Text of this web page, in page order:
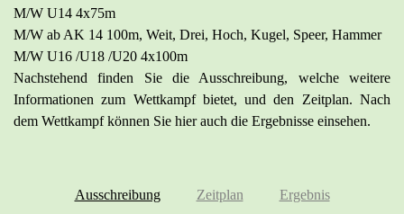
M/W U14 4x75m
M/W ab AK 14 100m, Weit, Drei, Hoch, Kugel, Speer, Hammer
M/W U16 /U18 /U20 4x100m
Nachstehend finden Sie die Ausschreibung, welche weitere
Informationen zum Wettkampf bietet, und den Zeitplan. Nach
dem Wettkampf können Sie hier auch die Ergebnisse einsehen.
Ausschreibung Zeitplan Ergebnis